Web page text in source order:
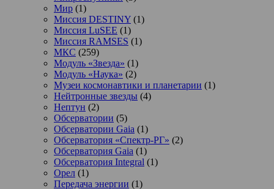
Мир (1)
Миссия DESTINY (1)
Миссия LuSEE (1)
Миссия RAMSES (1)
МКС (259)
Модуль «Звезда» (1)
Модуль «Наука» (2)
Музеи космонавтики и планетарии (1)
Нейтронные звезды (4)
Нептун (2)
Обсерватории (5)
Обсерватории Gaia (1)
Обсерватория «Спектр-РГ» (2)
Обсерватория Gaia (1)
Обсерватория Integral (1)
Орел (1)
Передача энергии (1)